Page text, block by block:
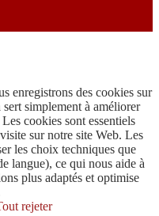
enregistrons des cookies sur
simplement à améliorer
cookies sont essentiels
sur notre site Web. Les
les choix techniques que
langue), ce qui nous aide à
plus adaptés et optimise
rejeter